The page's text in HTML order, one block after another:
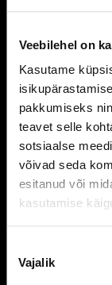
Veebilehel on
Kasutame
pakkumiseks
teavet selle
sotsiaalse
võivad seda
esitanud või
kasutamise
valik
Vajalik
Estonia pst 4,
info@opera.ee
E–R 10.00